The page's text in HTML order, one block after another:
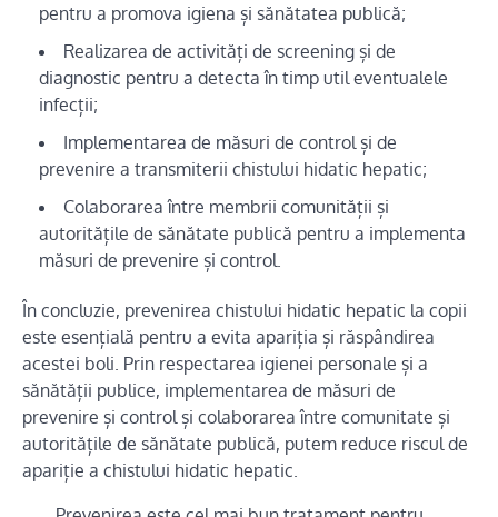
pentru a promova igiena și sănătatea publică;
Realizarea de activități de screening și de
diagnostic pentru a detecta în timp util eventualele
infecții;
Implementarea de măsuri de control și de
prevenire a transmiterii chistului hidatic hepatic;
Colaborarea între membrii comunității și
autoritățile de sănătate publică pentru a implementa
măsuri de prevenire și control.
În concluzie, prevenirea chistului hidatic hepatic la copii
este esențială pentru a evita apariția și răspândirea
acestei boli. Prin respectarea igienei personale și a
sănătății publice, implementarea de măsuri de
prevenire și control și colaborarea între comunitate și
autoritățile de sănătate publică, putem reduce riscul de
apariție a chistului hidatic hepatic.